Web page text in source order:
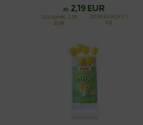
ab 2,19 EUR
Stückpreis 2,39
EUR
132,56 EUR pro 1
kg